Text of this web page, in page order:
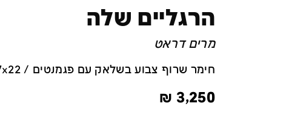
הרגליים שלה
מרים דראט
חימר שרוף צבוע בשלאק עם פגמנטים / 33x27x22 ס''מ
3,250
₪